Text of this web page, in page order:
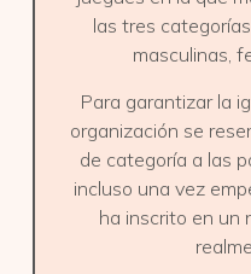
las tres
masculinas,
Para garantizar la
organización se
de categoría a las
incluso una vez
ha inscrito en un